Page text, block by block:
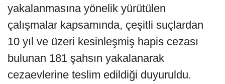
yakalanmasına yönelik yürütülen
çalışmalar kapsamında, çeşitli suçlardan
10 yıl ve üzeri kesinleşmiş hapis cezası
bulunan 181 şahsın yakalanarak
cezaevlerine teslim edildiği duyuruldu.